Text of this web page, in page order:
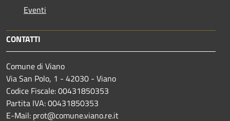
Eventi
CONTATTI
Comune di Viano
Via San Polo, 1 - 42030 - Viano
Codice Fiscale: 00431850353
Partita IVA: 00431850353
E-Mail: prot@comune.viano.re.it